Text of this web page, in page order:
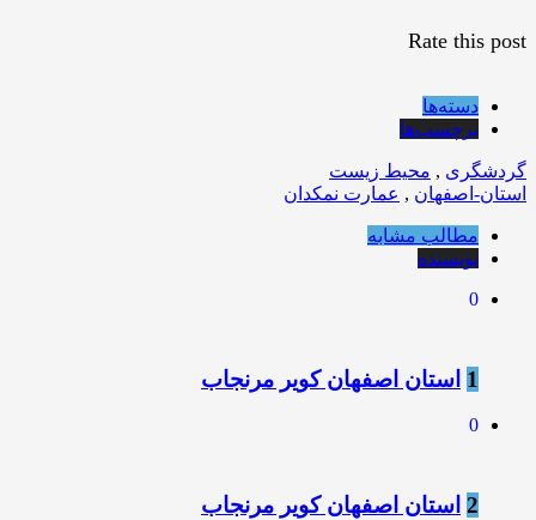
Rate this post
دسته‌ها
برچسب‌ها
گردشگری , محیط زیست
استان-اصفهان , عمارت نمکدان
مطالب مشابه
نویسنده
0
1 استان اصفهان کویر مرنجاب
0
2 استان اصفهان کویر مرنجاب